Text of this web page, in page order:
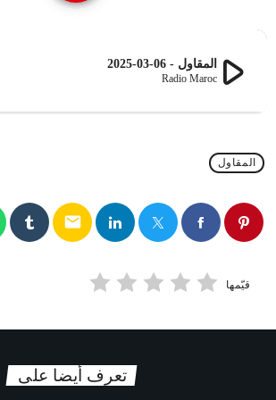
play_arrowالمقاول - 06-03-2025
Radio Maroc
المقاول
email
قيّمها
تعرف أيضا على